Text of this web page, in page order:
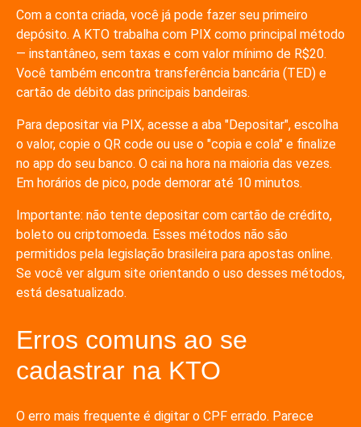
Com a conta criada, você já pode fazer seu primeiro
depósito. A KTO trabalha com PIX como principal método
— instantâneo, sem taxas e com valor mínimo de R$20.
Você também encontra transferência bancária (TED) e
cartão de débito das principais bandeiras.
Para depositar via PIX, acesse a aba "Depositar", escolha
o valor, copie o QR code ou use o "copia e cola" e finalize
no app do seu banco. O cai na hora na maioria das vezes.
Em horários de pico, pode demorar até 10 minutos.
Importante: não tente depositar com cartão de crédito,
boleto ou criptomoeda. Esses métodos não são
permitidos pela legislação brasileira para apostas online.
Se você ver algum site orientando o uso desses métodos,
está desatualizado.
Erros comuns ao se
cadastrar na KTO
O erro mais frequente é digitar o CPF errado. Parece